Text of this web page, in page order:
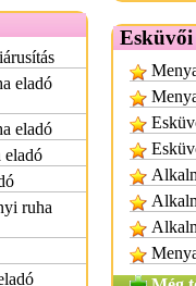
eladó
eladó
eladó
ruha